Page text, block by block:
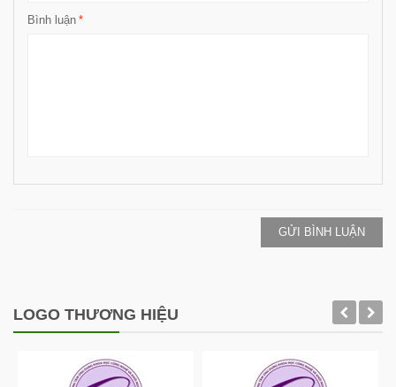
*
Bình luận
GỬI BÌNH LUẬN
LOGO THƯƠNG HIỆU